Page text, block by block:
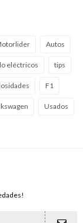
Autos
eléctricos tips
F1
Usados